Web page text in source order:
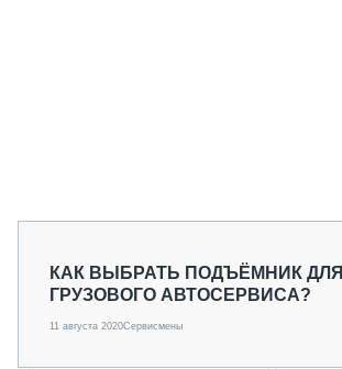
КАК ВЫБРАТЬ ПОДЪЁМНИК ДЛЯ
ГРУЗОВОГО АВТОСЕРВИСА?
11 августа 2020Сервисмены